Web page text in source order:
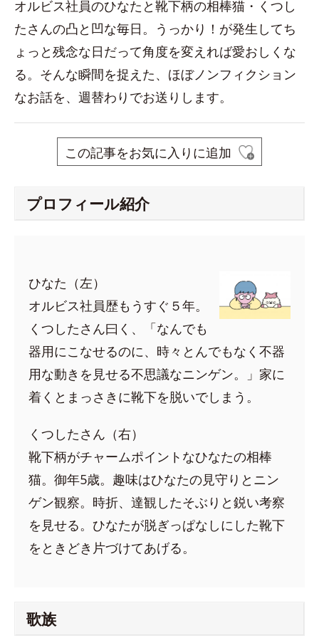
オルビス社員のひなたと靴下柄の相棒猫・くつし
たさんの凸と凹な毎日。うっかり！が発生してち
ょっと残念な日だって角度を変えれば愛おしくな
る。そんな瞬間を捉えた、ほぼノンフィクション
なお話を、週替わりでお送りします。
この記事をお気に入りに追加
プロフィール紹介
ひなた（左）
オルビス社員歴もうすぐ５年。
くつしたさん曰く、「なんでも
器用にこなせるのに、時々とんでもなく不器
用な動きを見せる不思議なニンゲン。」家に
着くとまっさきに靴下を脱いでしまう。
くつしたさん（右）
靴下柄がチャームポイントなひなたの相棒
猫。御年5歳。趣味はひなたの見守りとニン
ゲン観察。時折、達観したそぶりと鋭い考察
を見せる。ひなたが脱ぎっぱなしにした靴下
をときどき片づけてあげる。
歌族